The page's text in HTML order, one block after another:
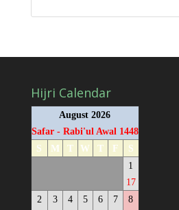
Hijri Calendar
August 2026
Safar - Rabi'ul Awal 1448
S
M T W T F
S
1
17
2
3
4
5
6
7
8